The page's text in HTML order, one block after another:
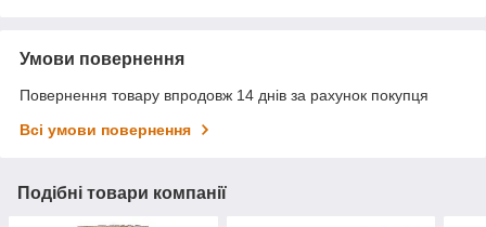
Умови повернення
Повернення товару впродовж 14 днів за рахунок покупця
Всі умови повернення
Подібні товари компанії